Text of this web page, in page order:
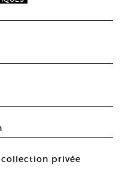
collection privée